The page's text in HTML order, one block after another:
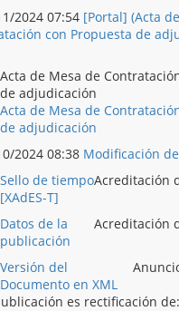
2024 07:54 [Portal] (Acta
con Propuesta de
Acta de Mesa de
de adjudicación
Acta de Mesa de
de adjudicación
2024 08:38 Modificación
Acreditación
Sello de tiempo
[XAdES-T]
Acreditación
Datos de la
publicación
Versión del
Documento en XML
es rectificación de: